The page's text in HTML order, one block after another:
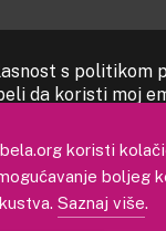
s politikom
da koristi moj
koristi
boljeg
Saznaj više.